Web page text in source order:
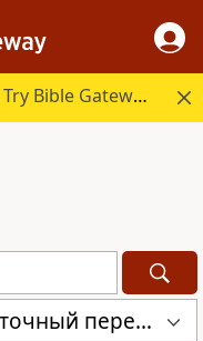
Try Bible Gateway Plus.
Священное Писание (Восточный перевод), версия с «Аллахом» (CARSA)